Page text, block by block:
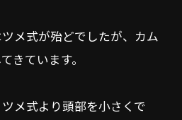
メ式が殆どでしたが、カム
きています。
メ式より頭部を小さくで